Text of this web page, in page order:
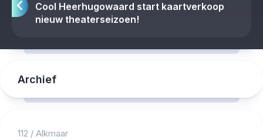
Cool Heerhugowaard start kaartverkoop
nieuw theaterseizoen!
Archief
112 / Alkmaar